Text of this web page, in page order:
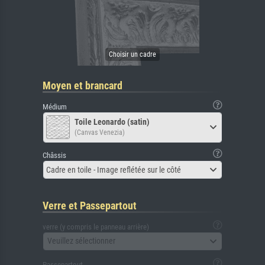
Moyen et brancard
Médium
Toile Leonardo (satin)
(Canvas Venezia)
Châssis
Cadre en toile - Image reflétée sur le côté
Verre et Passepartout
verre (y compris le panneau arrière)
Veuillez sélectionner